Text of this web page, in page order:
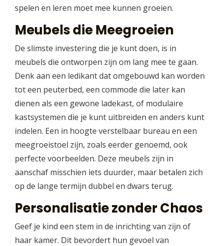
spelen en leren moet mee kunnen groeien.
Meubels die Meegroeien
De slimste investering die je kunt doen, is in
meubels die ontworpen zijn om lang mee te gaan.
Denk aan een ledikant dat omgebouwd kan worden
tot een peuterbed, een commode die later kan
dienen als een gewone ladekast, of modulaire
kastsystemen die je kunt uitbreiden en anders kunt
indelen. Een in hoogte verstelbaar bureau en een
meegroeistoel zijn, zoals eerder genoemd, ook
perfecte voorbeelden. Deze meubels zijn in
aanschaf misschien iets duurder, maar betalen zich
op de lange termijn dubbel en dwars terug.
Personalisatie zonder Chaos
Geef je kind een stem in de inrichting van zijn of
haar kamer. Dit bevordert hun gevoel van